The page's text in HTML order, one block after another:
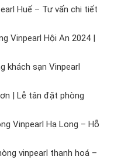
Huế – Tư vấn chi tiết
Vinpearl Hội An 2024 |
khách sạn Vinpearl
| Lễ tân đặt phòng
Vinpearl Hạ Long – Hỗ
vinpearl thanh hoá –